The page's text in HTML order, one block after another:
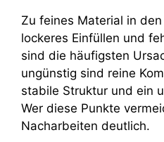
Zu feines Material in
lockeres Einfüllen und
sind die häufigsten
ungünstig sind reine
stabile Struktur und ein
Wer diese Punkte
Nacharbeiten deutlich.